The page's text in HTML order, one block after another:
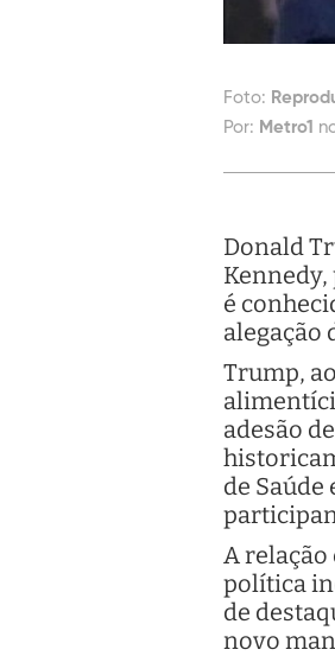
Foto:
Por: Metro1
Donald
Kennedy,
é
alegação
Trump,
adesão
de
A
política
de
novo